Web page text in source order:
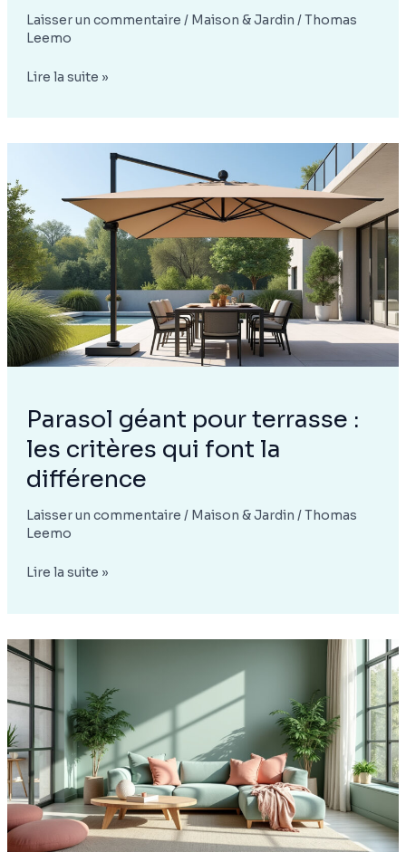
Laisser un commentaire / Maison & Jardin /Thomas
Leemo
Table
made
design
:
allier
style
et
fonctionnalité
dans
votre
salon
Lire la suite »
Parasol géant pour terrasse :
les critères qui font la
différence
Laisser un commentaire / Maison & Jardin /Thomas
Leemo
Parasol
terrasse
:
critères
font
la
différence
Lire la suite »